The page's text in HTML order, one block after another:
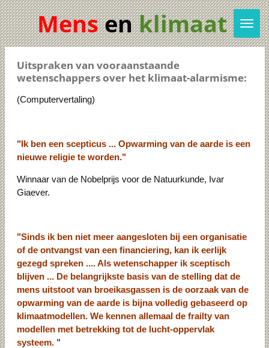
Ga
direct
naar
hoofdinhoud
Mensenklimaat
Uitspraken van vooraanstaande
wetenschappers over het klimaat-alarmisme:
(Computervertaling)
"Ik ben een scepticus ... Opwarming van de aarde is een
nieuwe religie te worden."
Winnaar van de Nobelprijs voor de Natuurkunde, Ivar
Giaever.
"Sinds ik ben niet meer aangesloten bij een organisatie
of de ontvangst van een financiering, kan ik eerlijk
gezegd spreken .... Als wetenschapper ik sceptisch
blijven ... De belangrijkste basis van de stelling dat de
mens uitstoot van broeikasgassen is de oorzaak van de
opwarming van de aarde is bijna volledig gebaseerd op
klimaatmodellen. We kennen allemaal de frailty van
modellen met betrekking tot de lucht-oppervlak
systeem. "